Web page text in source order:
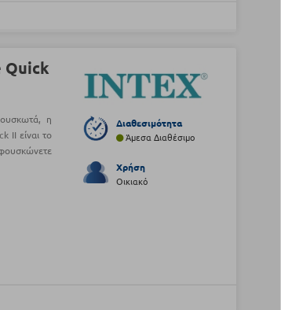
Quick
η
II είναι το
Διαθεσιμότητα
Άμεσα Διαθέσιμο
Χρήση
Οικιακό